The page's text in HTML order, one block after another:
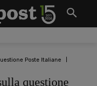
Poste Italiane
questione